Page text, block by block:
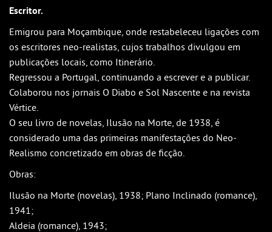
Escritor.
Emigrou para Moçambique, onde restabeleceu ligações com
os escritores neo-realistas, cujos trabalhos divulgou em
publicações locais, como Itinerário.
Regressou a Portugal, continuando a escrever e a publicar.
Colaborou nos jornais O Diabo e Sol Nascente e na revista
Vértice.
O seu livro de novelas, Ilusão na Morte, de 1938, é
considerado uma das primeiras manifestações do Neo-
Realismo concretizado em obras de ficção.
Obras:
Ilusão na Morte (novelas), 1938; Plano Inclinado (romance),
1941;
Aldeia (romance), 1943;